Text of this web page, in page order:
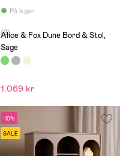
På lager
(2)
Alice & Fox Dune Bord & Stol,
Sage
1.069 kr
-10%
SALE